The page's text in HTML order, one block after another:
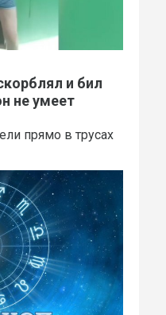
и бил
не умеет
прямо в трусах